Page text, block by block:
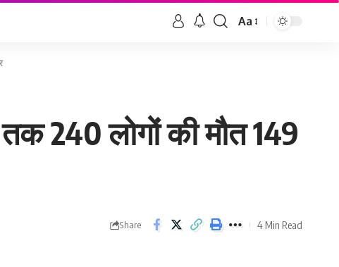
Aa
240 लोगों की मौत 149
Share 4 Min Read